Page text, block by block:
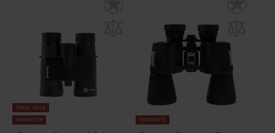
FINAL SALE
PROMOTII
PROMOTII